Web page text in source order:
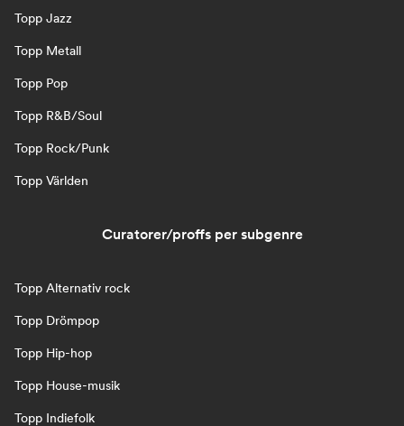
Topp Jazz
Topp Metall
Topp Pop
Topp R&B/Soul
Topp Rock/Punk
Topp Världen
Curatorer/proffs per subgenre
Topp Alternativ rock
Topp Drömpop
Topp Hip-hop
Topp House-musik
Topp Indiefolk